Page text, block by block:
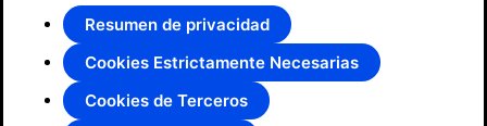
Resumen de privacidad
Cookies Estrictamente Necesarias
Cookies de Terceros